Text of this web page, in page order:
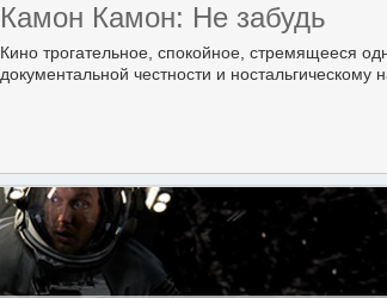
Камон Камон: Не забудь
Кино трогательное, спокойное, стремящееся
документальной честности и ностальгическому